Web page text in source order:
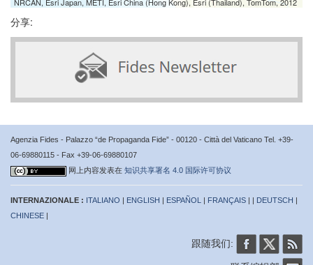
NRCAN, Esri Japan, METI, Esri China (Hong Kong), Esri (Thailand), TomTom, 2012
分享:
Agenzia Fides - Palazzo “de Propaganda Fide” - 00120 - Città del Vaticano Tel. +39-
06-69880115 - Fax +39-06-69880107
网上内容发表在 知识共享署名 4.0 国际许可协议
INTERNAZIONALE : ITALIANO ENGLISH ESPAÑOL FRANÇAIS DEUTSCH
CHINESE
跟随我们: